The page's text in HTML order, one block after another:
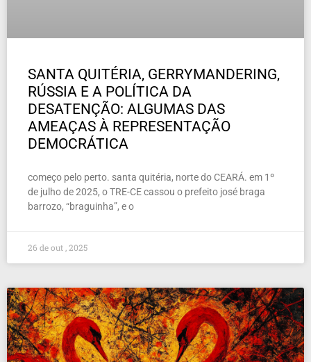
SANTA QUITÉRIA, GERRYMANDERING,
RÚSSIA E A POLÍTICA DA
DESATENÇÃO: ALGUMAS DAS
AMEAÇAS À REPRESENTAÇÃO
DEMOCRÁTICA
começo pelo perto. santa quitéria, norte do CEARÁ. em 1º
de julho de 2025, o TRE-CE cassou o prefeito josé braga
barrozo, “braguinha”, e o
26 de out , 2025